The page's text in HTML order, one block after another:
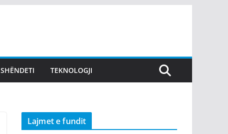
SHËNDETI TEKNOLOGJI
Lajmet e fundit